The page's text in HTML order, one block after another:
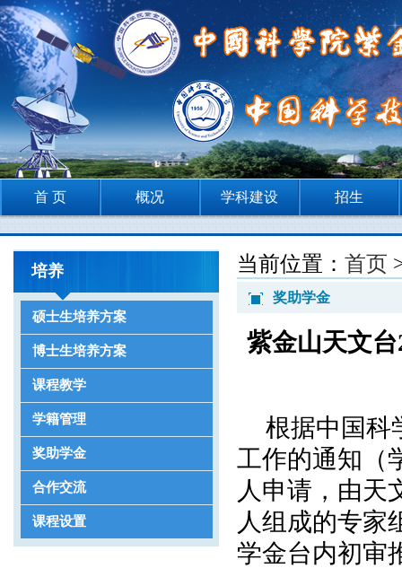
首 页 概况 学科建设 招生
培养
硕士生培养方案
博士生培养方案
课程教学
学籍管理
奖助学金
合作交流
课程设置
当前位置： 首页
奖助学金
紫金山天文
根据中国科
工作的通知（
人申请，由天
人组成的专家
学金台内初审